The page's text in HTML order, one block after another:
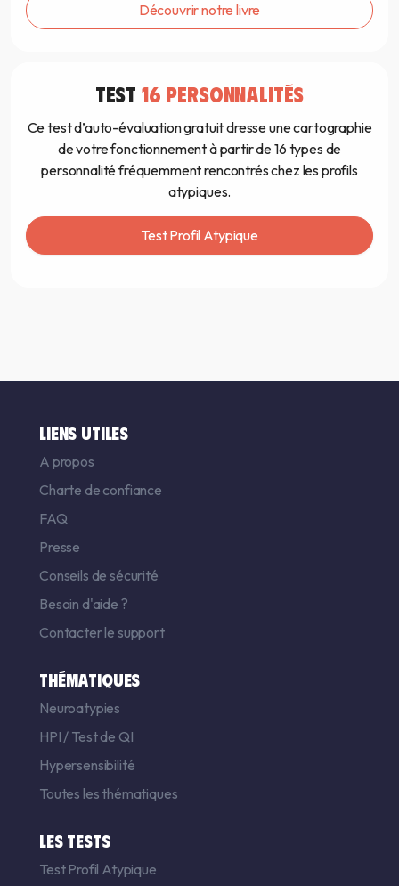
Découvrir notre livre
TEST 16 PERSONNALITÉS
Ce test d’auto-évaluation gratuit dresse une cartographie
de votre fonctionnement à partir de 16 types de
personnalité fréquemment rencontrés chez les profils
atypiques.
Test Profil Atypique
LIENS UTILES
A propos
Charte de confiance
FAQ
Presse
Conseils de sécurité
Besoin d'aide ?
Contacter le support
THÉMATIQUES
Neuroatypies
HPI / Test de QI
Hypersensibilité
Toutes les thématiques
LES TESTS
Test Profil Atypique